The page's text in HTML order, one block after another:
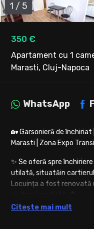
350 €
Apartament cu 1
Marasti, Cluj-Napoca
1 / 5
WhatsApp
🏡 Garsonieră de
Marasti | Zona Expo
✨ Se oferă spre
utilată, situatăin cartierul
Locuința a fost
📍 Localizare excelentă,
Citește mai mult